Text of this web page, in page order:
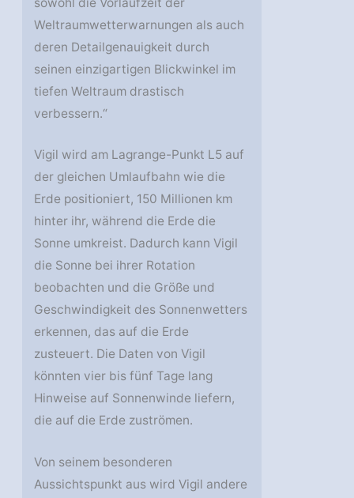
Weltraumwetterwarnungen als auch
deren Detailgenauigkeit durch
seinen einzigartigen Blickwinkel im
tiefen Weltraum drastisch
verbessern.“
Vigil wird am Lagrange-Punkt L5 auf
der gleichen Umlaufbahn wie die
Erde positioniert, 150 Millionen km
hinter ihr, während die Erde die
Sonne umkreist. Dadurch kann Vigil
die Sonne bei ihrer Rotation
beobachten und die Größe und
Geschwindigkeit des Sonnenwetters
erkennen, das auf die Erde
zusteuert. Die Daten von Vigil
könnten vier bis fünf Tage lang
Hinweise auf Sonnenwinde liefern,
die auf die Erde zuströmen.
Von seinem besonderen
Aussichtspunkt aus wird Vigil andere